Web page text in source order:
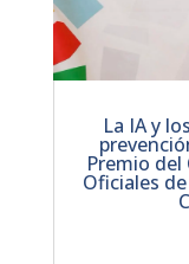
La IA y
Premio del
Oficiales